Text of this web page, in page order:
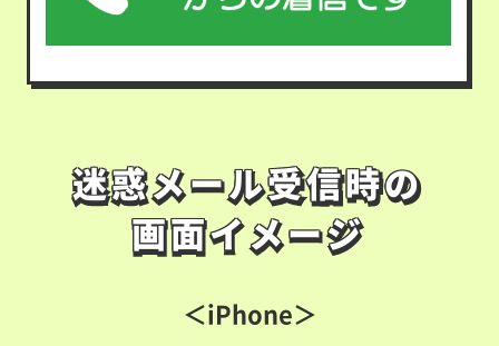
迷惑メール受信時の
画面イメージ
迷惑メール受信時の
画面イメージ
＜iPhone＞